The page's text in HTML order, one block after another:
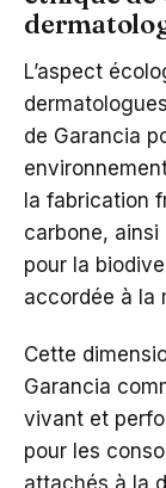
L’aspect
de Garancia
la fabrication
carbone,
pour la
accordée à la
Cette
Garancia
vivant et
pour les